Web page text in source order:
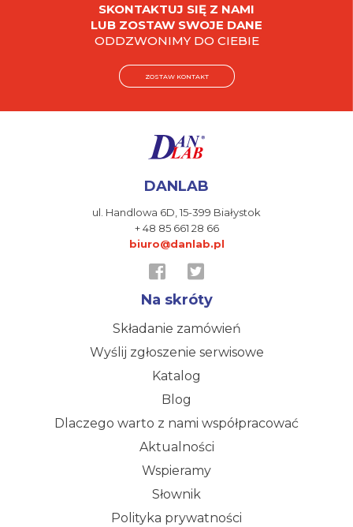
SKONTAKTUJ SIĘ Z NAMI
LUB ZOSTAW SWOJE DANE
ODDZWONIMY DO CIEBIE
ZOSTAW KONTAKT
DANLAB
ul. Handlowa 6D, 15-399 Białystok
+ 48 85 661 28 66
biuro@danlab.pl
Na skróty
Składanie zamówień
Wyślij zgłoszenie serwisowe
Katalog
Blog
Dlaczego warto z nami współpracować
Aktualności
Wspieramy
Słownik
Polityka prywatności